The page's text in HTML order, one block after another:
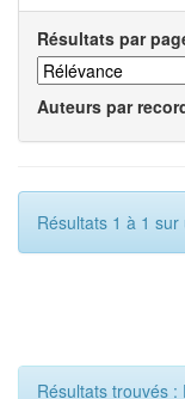
Résultats par
Auteurs par
Résultats 1 à 1
Résultats trouvés :